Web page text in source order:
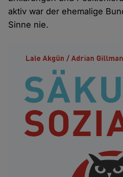
aktiv war der ehemalige
Sinne nie.